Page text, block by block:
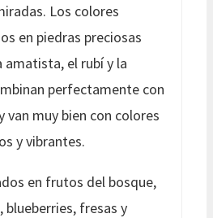
Los colores
en piedras preciosas
el rubí y la
perfectamente con
van muy bien con colores
y vibrantes.
en frutos del bosque,
blueberries, fresas y